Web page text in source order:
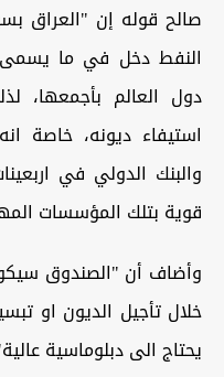
صالح قوله إن "العراق
النفط دخل في ما يسمى
دول العالم بأجمعها،
استيفاء ديونه، خاصة
والبنك الدولي في
قوية بتلك المؤسسات
وأضاف أن "الصندوق
خلال تأجيل الديون او
يحتاج الى دبلوماسية